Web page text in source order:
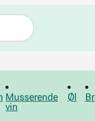
Musserende
vin
Øl